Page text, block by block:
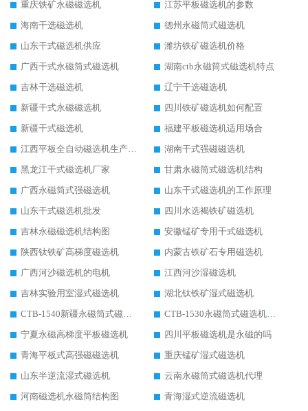
重庆铁矿永磁磁选机
江苏平板磁选机的参数
海南干选磁选机
德州永磁筒式磁选机
山东干式磁选机供应
潍坊铁矿磁选机价格
广西干式永磁筒式磁选机
湖南ctb永磁筒式磁选机特点
吉林干选磁选机
辽宁干选磁选机
新疆干式永磁磁选机
四川铁矿磁选机如何配置
新疆干式磁选机
福建平板磁选机适用场合
江西平板全自动磁选机生产厂家
湖南干式强磁磁选机
黑龙江干式磁选机厂家
甘肃永磁筒式磁选机结构
广西永磁筒式强磁选机
山东干式磁选机的工作原理
山东干式磁选机批发
四川水选褐铁矿磁选机
吉林永磁磁选机结构图
安徽锰矿专用干式磁选机
陕西钛铁矿高梯度磁选机
内蒙古铁矿石专用磁选机
广西河沙磁选机的电机
江西河沙湿磁选机
吉林实验用室湿式磁选机
湖北钛铁矿湿式磁选机
CTB-1540新疆永磁筒式磁选机
CTB-1530永磁筒式磁选机代理商
宁夏永磁高梯度平板磁选机
四川平板磁选机是永磁的吗
青海平板式高强磁磁选机
重庆锰矿湿式磁选机
山东半逆流湿式磁选机
云南永磁筒式磁选机代理
河南磁选机永磁筒结构图
青海湿式逆流磁选机